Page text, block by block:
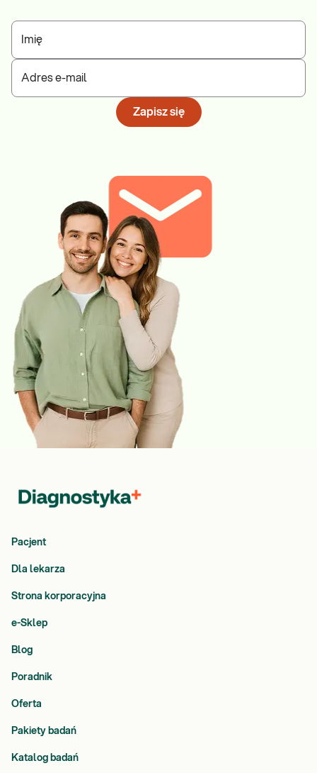
Imię
Adres e-mail
Zapisz się
Pacjent
Dla lekarza
Strona korporacyjna
e-Sklep
Blog
Poradnik
Oferta
Pakiety badań
Katalog badań